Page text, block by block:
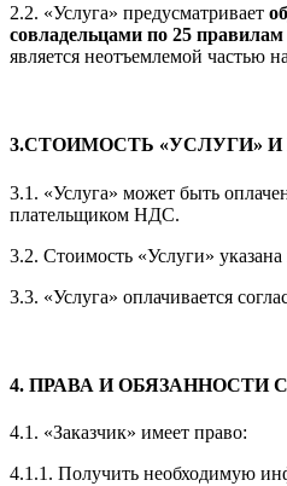
2.2. «Услуга» предусматривает
совладельцами по 25 правилам
является неотъемлемой частью
3.СТОИМОСТЬ «УСЛУГИ»
3.1. «Услуга» может быть
плательщиком НДС.
3.2. Стоимость «Услуги»
3.3. «Услуга» оплачивается
4. ПРАВА И ОБЯЗАННОСТИ
4.1. «Заказчик» имеет право:
4.1.1. Получить необходимую